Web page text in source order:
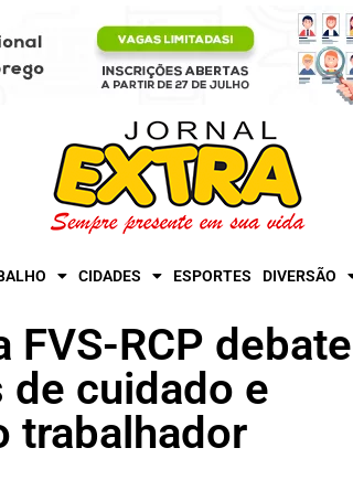
CIDADES ESPORTES DIVERSÃO
RCP debate
cuidado e
trabalhador